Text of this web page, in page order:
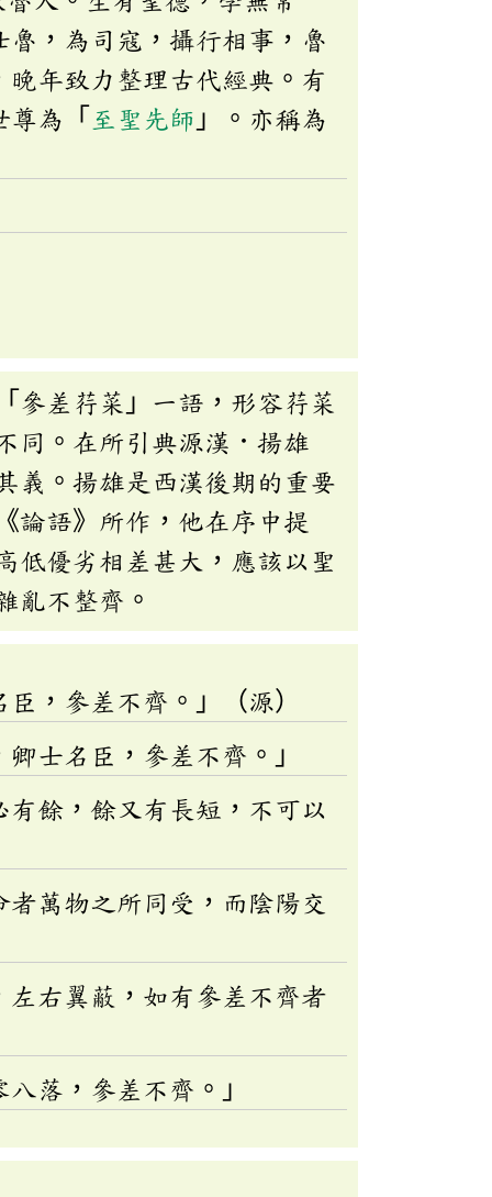
，為司寇，攝行相事，魯
年致力整理古代經典。有
為「 至聖先師 」。亦稱為
參差荇菜」一語，形容荇菜
同。在所引典源漢．揚雄
義。揚雄是西漢後期的重要
論語》所作，他在序中提
低優劣相差甚大，應該以聖
亂不整齊。
，參差不齊。」（源）
士名臣，參差不齊。」
餘，餘又有長短，不可以
萬物之所同受，而陰陽交
右翼蔽，如有參差不齊者
落，參差不齊。」